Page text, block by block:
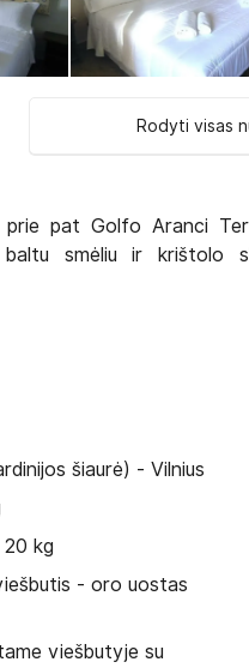
Rodyti visas
prie pat Golfo Aranci
smėliu ir krištolo
šiaurė) - Vilnius
kg
- oro uostas
viešbutyje su